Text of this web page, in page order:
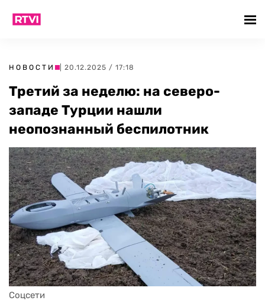
НОВОСТИ | 20.12.2025 / 17:18
Третий за неделю: на северо-
западе Турции нашли
неопознанный беспилотник
Соцсети